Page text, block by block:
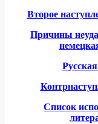
Второе
Причины
Список